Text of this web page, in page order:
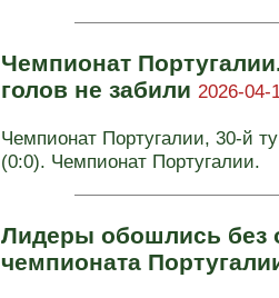
Чемпионат
голов не забили 2026-04-
Чемпионат Португалии, 30-й
(0:0). Чемпионат Португалии.
Лидеры обошлись без
чемпионата